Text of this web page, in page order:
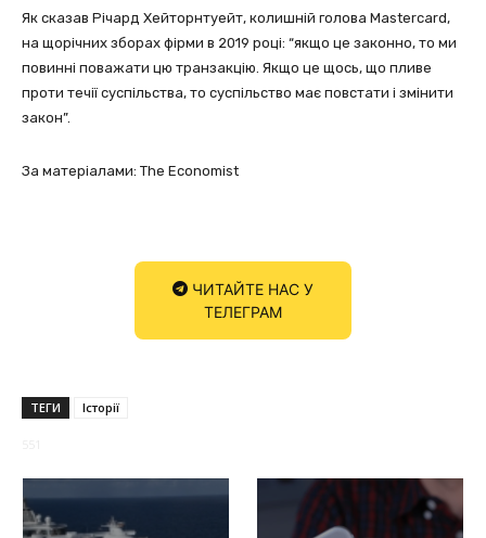
Як сказав Річард Хейторнтуейт, колишній голова Mastercard,
на щорічних зборах фірми в 2019 році: “якщо це законно, то ми
повинні поважати цю транзакцію. Якщо це щось, що пливе
проти течії суспільства, то суспільство має повстати і змінити
закон”.
За матеріалами: The Economist
ЧИТАЙТЕ НАС У
ТЕЛЕГРАМ
ТЕГИ Історії